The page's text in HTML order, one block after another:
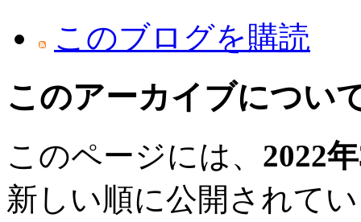
このブログを購読
このアーカイブについ
このページには、 2022
新しい順に公開されて